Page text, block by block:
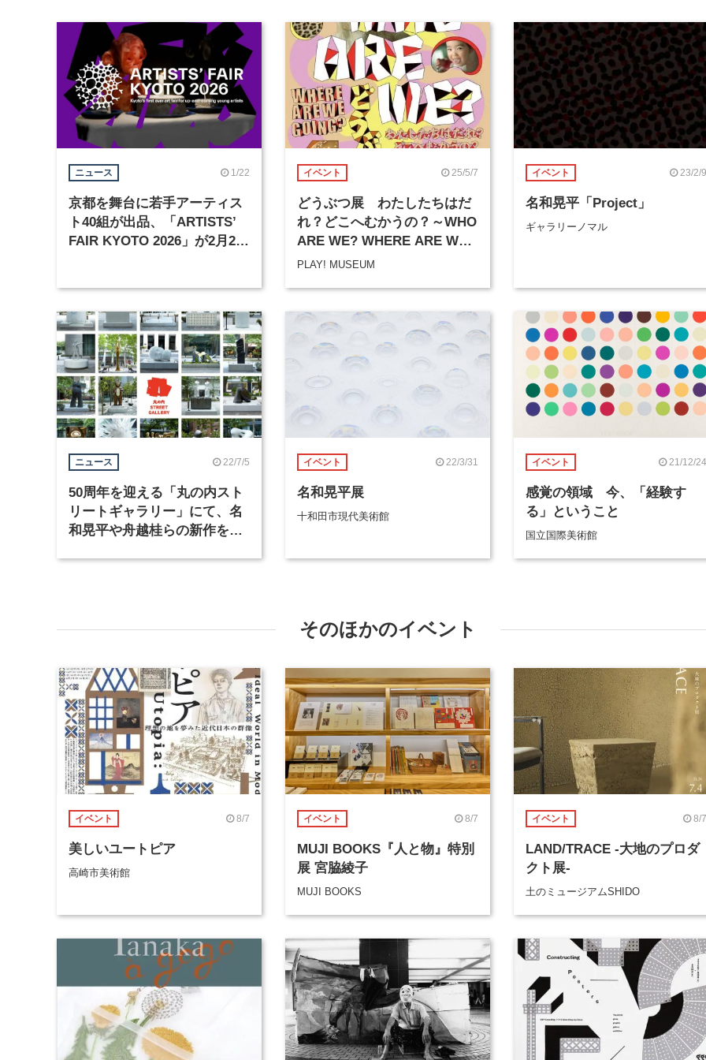
ニュース 1/22
京都を舞台に若手アーティス
ト40組が出品、「ARTISTS’
FAIR KYOTO 2026」が2月21
イベント 25/5/7
どうぶつ展 わたしたちはだ
れ？どこへむかうの？～WHO
ARE WE? WHERE ARE WE
GOING?
PLAY! MUSEUM
イベント 23/2/9
名和晃平「Project」
ギャラリーノマル
ニュース 22/7/5
50周年を迎える「丸の内スト
リートギャラリー」にて、名
和晃平や舟越桂らの新作を設
イベント 22/3/31
名和晃平展
十和田市現代美術館
イベント 21/12/24
感覚の領域 今、「経験す
る」ということ
国立国際美術館
そのほかのイベント
イベント 8/7
美しいユートピア
高崎市美術館
イベント 8/7
MUJI BOOKS『人と物』特別
展 宮脇綾子
MUJI BOOKS
イベント 8/7
LAND/TRACE -大地のプロダ
クト展-
土のミュージアムSHIDO